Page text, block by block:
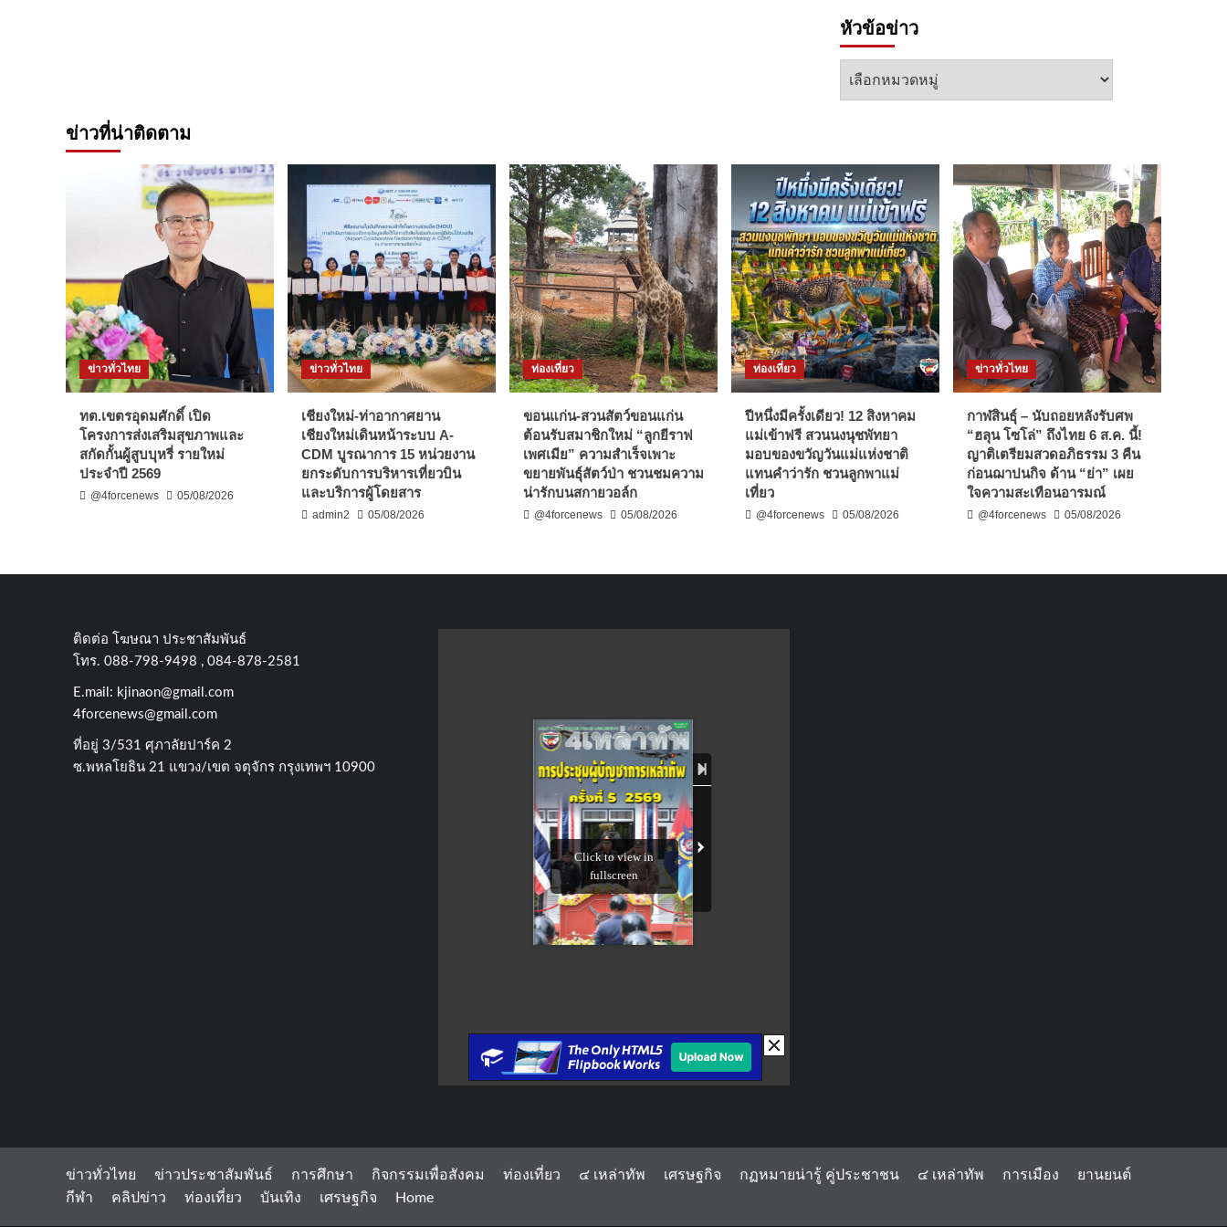
หัวข้อข่าว
หัวข้อ
ข่าวที่น่าติดตาม
ข่าวทั่วไทย
ทต.เขตรอุดมศักดิ์ เปิด
โครงการส่งเสริมสุขภาพและ
สกัดกั้นผู้สูบบุหรี่ รายใหม่
ประจำปี 2569
@4forcenews 05/08/2026
ข่าวทั่วไทย
เชียงใหม่-ท่าอากาศยาน
เชียงใหม่เดินหน้าระบบ A-
CDM บูรณาการ 15 หน่วยงาน
ยกระดับการบริหารเที่ยวบิน
และบริการผู้โดยสาร
admin2 05/08/2026
ท่องเที่ยว
ขอนแก่น-สวนสัตว์ขอนแก่น
ต้อนรับสมาชิกใหม่ “ลูกยีราฟ
เพศเมีย” ความสำเร็จเพาะ
ขยายพันธุ์สัตว์ป่า ชวนชมความ
น่ารักบนสกายวอล์ก
@4forcenews 05/08/2026
ท่องเที่ยว
ปีหนึ่งมีครั้งเดียว! 12 สิงหาคม
แม่เข้าฟรี สวนนงนุชพัทยา
มอบของขวัญวันแม่แห่งชาติ
แทนคำว่ารัก ชวนลูกพาแม่
เที่ยว
@4forcenews 05/08/2026
ข่าวทั่วไทย
กาฬสินธุ์ – นับถอยหลังรับศพ
“ฮลุน โซโล่” ถึงไทย 6 ส.ค. นี้!
ญาติเตรียมสวดอภิธรรม 3 คืน
ก่อนฌาปนกิจ ด้าน “ย่า” เผย
ใจความสะเทือนอารมณ์
@4forcenews 05/08/2026
ติดต่อ​ โฆษณา​ ประชาสัมพันธ์
โทร​. 088-798-9498 , 084-878-2581
E.mail: kjinaon@gmail.com
4forcenews@gmail.com
ที่อยู่​ 3/531​ ศุภาลัยปาร์ค​ 2
ซ.พหลโยธิน​ 21​ แขวง/เขต​ จตุจักร​ กรุงเทพฯ 10900
ข่าวทั่วไทย ข่าวประชาสัมพันธ์ การศึกษา กิจกรรมเพื่อสังคม ท่องเที่ยว ๔ เหล่าทัพ เศรษฐกิจ กฏหมายน่ารู้ คู่ประชาชน ๔ เหล่าทัพ การเมือง
ยานยนต์
กีฬา
คลิปข่าว ท่องเที่ยว บันเทิง เศรษฐกิจ Home